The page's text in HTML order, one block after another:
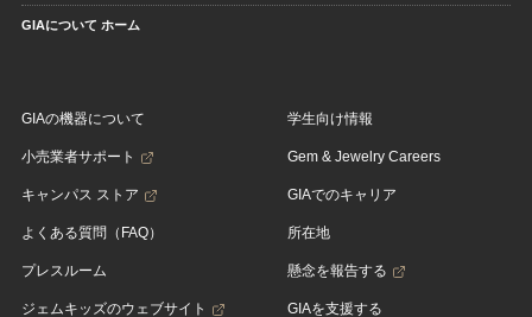
GIAについて ホーム
GIAの機器について
小売業者サポート
キャンパス ストア
よくある質問（FAQ）
プレスルーム
ジェムキッズのウェブサイト
学生向け情報
Gem & Jewelry Careers
GIAでのキャリア
所在地
懸念を報告する
GIAを支援する